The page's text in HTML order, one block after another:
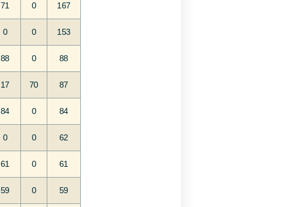
71 0 167
0 0 153
88 0 88
17 70 87
84 0 84
0 0 62
61 0 61
59 0 59